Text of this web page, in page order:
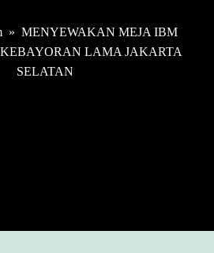
» MENYEWAKAN MEJA IBM
LAMA JAKARTA
SELATAN